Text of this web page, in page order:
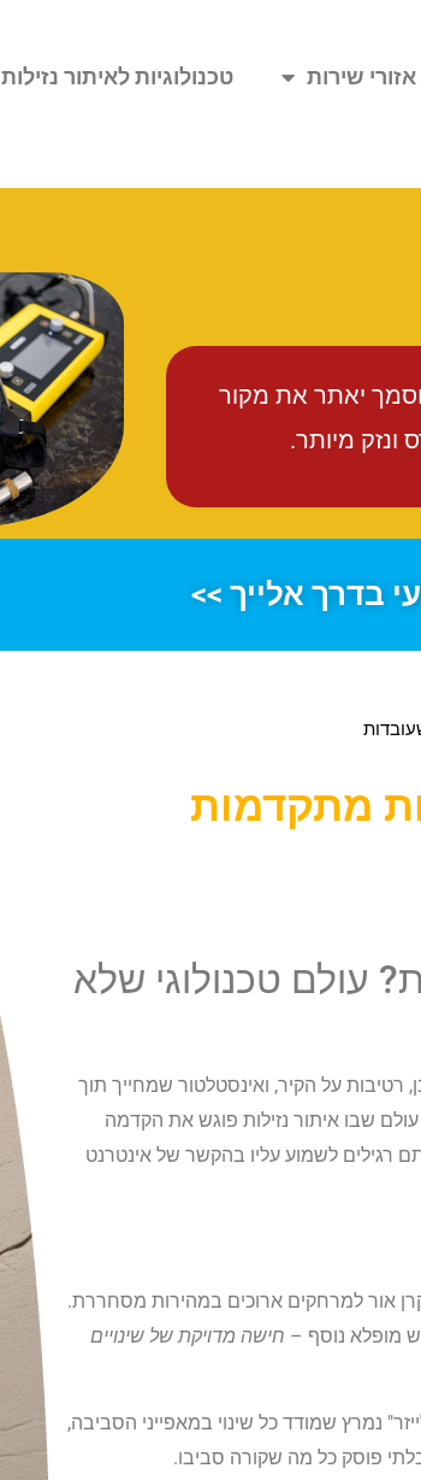
אזורי שירות טכנולוגיות לאיתור נזילות
יאתר את מקור
מיותר.
בדרך אלייך >>
מתקדמות
עולם טכנולוגי שלא
על הקיר, ואינסטלטור שמחייך תוך
שבו איתור נזילות פוגש את הקדמה
רגילים לשמוע עליו בהקשר של אינטרנט
קרן אור למרחקים ארוכים במהירות מסחררת.
מופלא נוסף – חישה מדויקת של שינויים
נמרץ שמודד כל שינוי במאפייני הסביבה,
פוסק כל מה שקורה סביבו.